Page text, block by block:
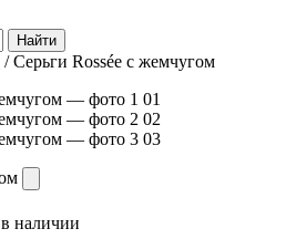
Найти
/ Серьги Rossée с жемчугом
01
02
03
в наличии